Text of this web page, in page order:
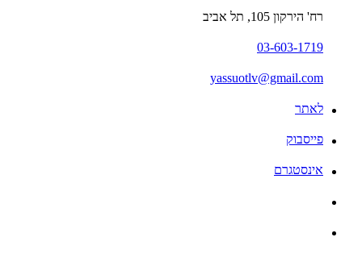
רח' הירקון 105, תל אביב
03-603-1719
yassuotlv@gmail.com
לאתר
פייסבוק
אינסטגרם